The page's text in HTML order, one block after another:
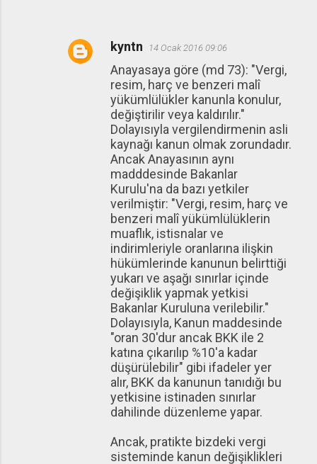
kyntn 14 Ocak 2016 09:06
Anayasaya göre (md 73): "Vergi,
resim, harç ve benzeri malî
yükümlülükler kanunla konulur,
değiştirilir veya kaldırılır."
Dolayısıyla vergilendirmenin asli
kaynağı kanun olmak zorundadır.
Ancak Anayasının aynı
madddesinde Bakanlar
Kurulu'na da bazı yetkiler
verilmiştir: "Vergi, resim, harç ve
benzeri malî yükümlülüklerin
muaflık, istisnalar ve
indirimleriyle oranlarına ilişkin
hükümlerinde kanunun belirttiği
yukarı ve aşağı sınırlar içinde
değişiklik yapmak yetkisi
Bakanlar Kuruluna verilebilir."
Dolayısıyla, Kanun maddesinde
"oran 30'dur ancak BKK ile 2
katına çıkarılıp %10'a kadar
düşürülebilir" gibi ifadeler yer
alır, BKK da kanunun tanıdığı bu
yetkisine istinaden sınırlar
dahilinde düzenleme yapar.
Ancak, pratikte bizdeki vergi
sisteminde kanun değişiklikleri